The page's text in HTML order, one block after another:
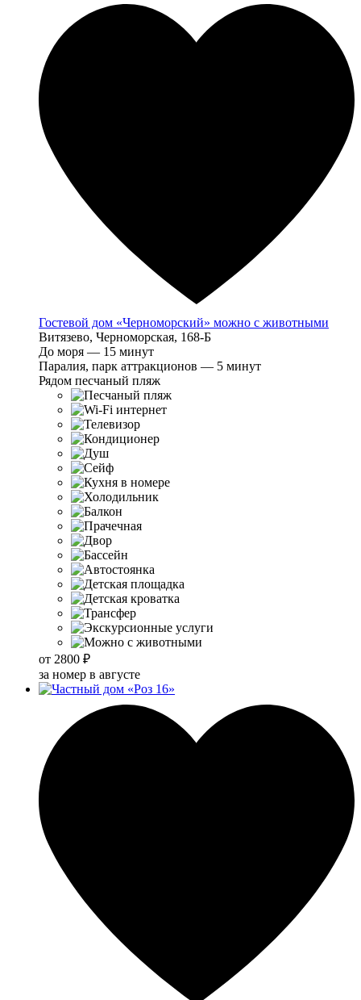
Гостевой дом «Черноморский» можно с животными
Витязево, Черноморская, 168-Б
До моря — 15 минут
Паралия, парк аттракционов — 5 минут
Рядом песчаный пляж
от 2800 ₽
за номер в августе